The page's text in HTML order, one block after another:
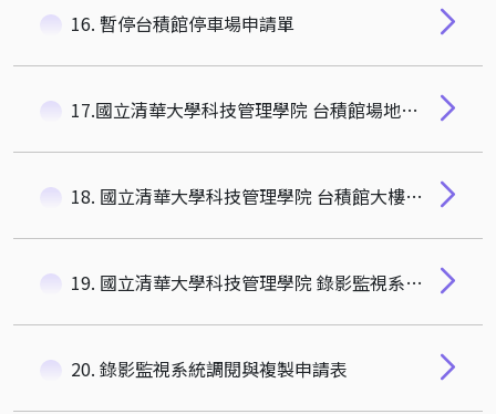
16. 暫停台積館停車場申請單
17.國立清華大學科技管理學院 台積館場地借用與收費要點
18. 國立清華大學科技管理學院 台積館大樓地下室停車場館管理辦法
19. 國立清華大學科技管理學院 錄影監視系統調閱作業細則
20. 錄影監視系統調閱與複製申請表